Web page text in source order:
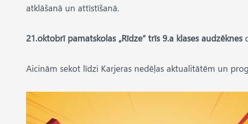
atklāšanā un attīstīšanā.
21.oktobrī pamatskolas „Rīdze” trīs 9.a klases audzēknes
Aicinām sekot līdzi Karjeras nedēļas aktualitātēm un